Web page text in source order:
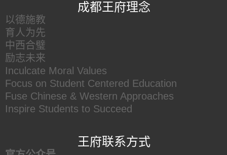
成都王府理念
以德施教
育人为先
中西合璧
励志未来
Inculcate Moral Values
Focus on Student Centered Education
Fuse Chinese & Western Approaches
Inspire Students to Succeed
王府联系方式